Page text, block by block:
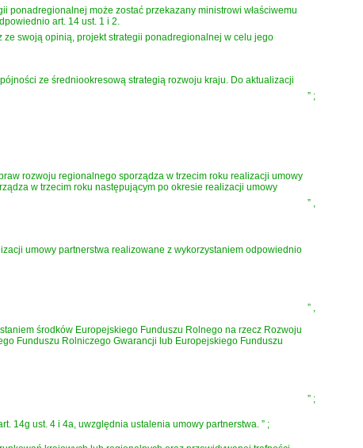
ponadregionalnej może zostać przekazany ministrowi właściwemu
art. 14 ust. 1 i 2.
ze swoją opinią, projekt strategii ponadregionalnej w celu jego
ze średniookresową strategią rozwoju kraju. Do aktualizacji
” ;
rozwoju regionalnego sporządza w trzecim roku realizacji umowy
w trzecim roku następującym po okresie realizacji umowy
” ,
umowy partnerstwa realizowane z wykorzystaniem odpowiednio
” ,
środków Europejskiego Funduszu Rolnego na rzecz Rozwoju
Funduszu Rolniczego Gwarancji lub Europejskiego Funduszu
” ;
14g ust. 4 i 4a, uwzględnia ustalenia umowy partnerstwa. ” ;